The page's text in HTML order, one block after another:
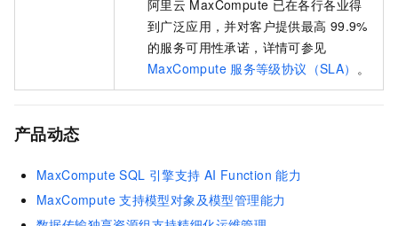
阿里云 MaxCompute 已在各行各业得
到广泛应用，并对客户提供最高 99.9%
的服务可用性承诺，详情可参见
MaxCompute 服务等级协议（SLA） 。
产品动态
MaxCompute SQL 引擎支持 AI Function 能力
MaxCompute 支持模型对象及模型管理能力